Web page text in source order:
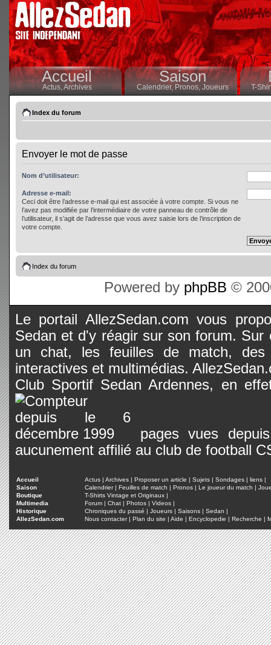
Accueil
Actus,Archives
Saison
Calendrier,Pronos, Joueurs T-
Index du forum
Envoyer le mot de passe
Nom d’utilisateur:
Adresse e-mail:
Ceci doit être l’adresse e-mail qui est associée à votre compte. Si vous ne
l’avez pas modifiée par l’intermédiaire de votre panneau de contrôle de
l’utilisateur, il s’agit de l’adresse que vous avez saisie lors de l’inscription de
votre compte.
Index du forum
Powered by phpBB ©
Le portail AllezSedan.com vous
Sedan et d'y réagir sur son forum.
un chat, les feuilles de match, des
interactives et multimédias.
Club Sportif Sedan Ardennes, en
pages vues
aucunement affilié au club de football
Accueil Actus | Archives | Proposer un article | Sujets | Sondages | liens |
Saison
Calendrier| Feuilles de match | Pronos | Le joueur du match |
Boutique
T-Shirts Vintage et Originaux |
Multimedia
Forum | Chat | Photos | Videos |
Historique
Chroniques du passé | Joueurs | Saisons | Sedan |
AllezSedan.com
Nous contacter| Plan du site | Aide | Encyclopedie | Recherche |